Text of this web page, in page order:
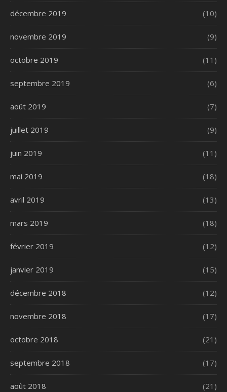
décembre 2019 (10)
novembre 2019 (9)
octobre 2019 (11)
septembre 2019 (6)
août 2019 (7)
juillet 2019 (9)
juin 2019 (11)
mai 2019 (18)
avril 2019 (13)
mars 2019 (18)
février 2019 (12)
janvier 2019 (15)
décembre 2018 (12)
novembre 2018 (17)
octobre 2018 (21)
septembre 2018 (17)
août 2018 (21)